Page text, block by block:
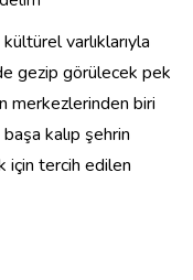
varlıklarıyla
gezip görülecek pek
merkezlerinden biri
kalıp şehrin
için tercih edilen